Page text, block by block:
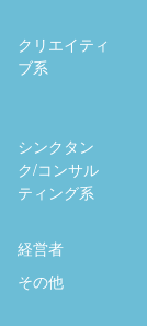
クリエイティ
ブ系
シンクタン
ク/コンサル
ティング系
経営者
その他